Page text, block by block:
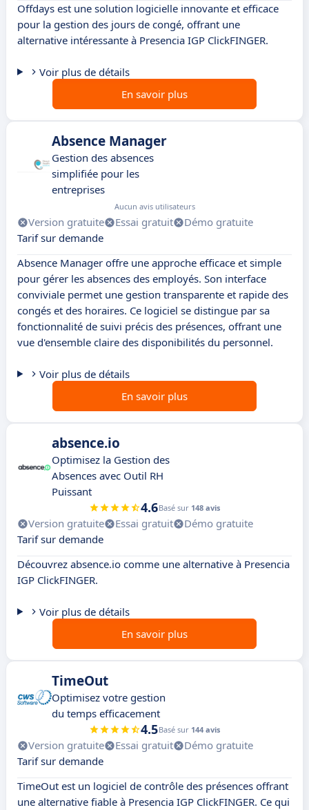
Offdays est une solution logicielle innovante et efficace
pour la gestion des jours de congé, offrant une
alternative intéressante à Presencia IGP ClickFINGER.
Voir plus de détails
En savoir plus
Absence Manager
Gestion des absences
simplifiée pour les
entreprises
Aucun avis utilisateurs
Version gratuite Essai gratuit
Démo gratuite
Tarif sur demande
Absence Manager offre une approche efficace et simple
pour gérer les absences des employés. Son interface
conviviale permet une gestion transparente et rapide des
congés et des horaires. Ce logiciel se distingue par sa
fonctionnalité de suivi précis des présences, offrant une
vue d'ensemble claire des disponibilités du personnel.
Voir plus de détails
En savoir plus
absence.io
Optimisez la Gestion des
Absences avec Outil RH
Puissant
4.6Basé sur 148 avis
Version gratuite Essai gratuit
Démo gratuite
Tarif sur demande
Découvrez absence.io comme une alternative à Presencia
IGP ClickFINGER.
Voir plus de détails
En savoir plus
TimeOut
Optimisez votre gestion
du temps efficacement
4.5Basé sur 144 avis
Version gratuite Essai gratuit
Démo gratuite
Tarif sur demande
TimeOut est un logiciel de contrôle des présences offrant
une alternative fiable à Presencia IGP ClickFINGER. Ce qui